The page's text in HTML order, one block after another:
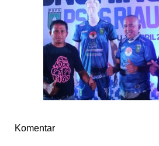
Komentar